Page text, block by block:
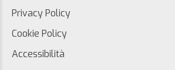
Privacy Policy
Cookie Policy
Accessibilità